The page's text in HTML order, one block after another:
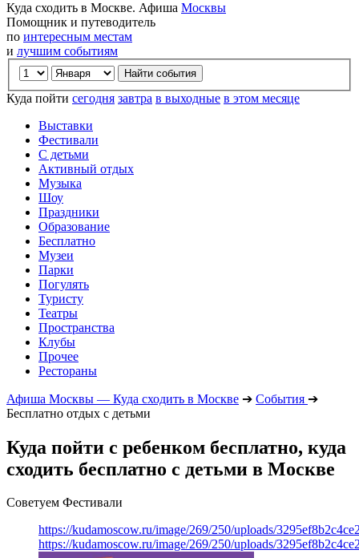
Куда сходить в Москве. Афиша Москвы
Помощник и путеводитель
по интересным местам
и лучшим событиям
Куда пойти сегодня завтра в выходные в этом месяце
Выставки
Фестивали
С детьми
Активный отдых
Музыка
Шоу
Праздники
Образование
Бесплатно
Музеи
Парки
Погулять
Туристу
Театры
Пространства
Клубы
Прочее
Рестораны
Афиша Москвы — Куда сходить в Москве ➔ События ➔
Бесплатно отдых с детьми
Куда пойти с ребенком бесплатно, куда
сходить бесплатно с детьми в Москве
Советуем Фестивали
https://kudamoscow.ru/image/269/250/uploads/
https://kudamoscow.ru/image/269/250/uploads/